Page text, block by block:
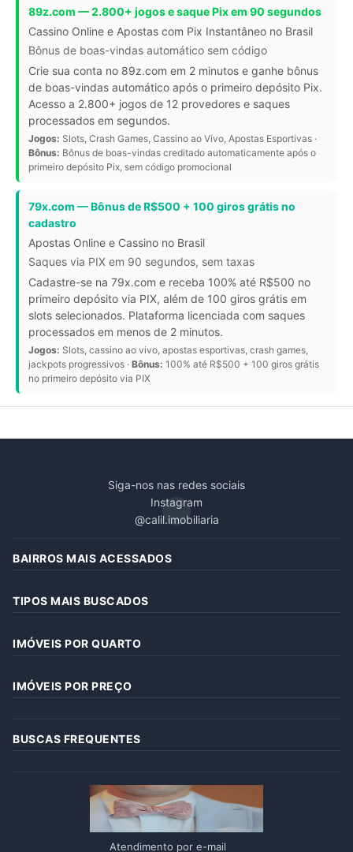
89z.com — 2.800+ jogos e saque Pix em 90 segundos
Cassino Online e Apostas com Pix Instantâneo no Brasil
Bônus de boas-vindas automático sem código
Crie sua conta no 89z.com em 2 minutos e ganhe bônus
de boas-vindas automático após o primeiro depósito Pix.
Acesso a 2.800+ jogos de 12 provedores e saques
processados em segundos.
Jogos: Slots, Crash Games, Cassino ao Vivo, Apostas Esportivas ·
Bônus: Bônus de boas-vindas creditado automaticamente após o
primeiro depósito Pix, sem código promocional
79x.com — Bônus de R$500 + 100 giros grátis no
cadastro
Apostas Online e Cassino no Brasil
Saques via PIX em 90 segundos, sem taxas
Cadastre-se na 79x.com e receba 100% até R$500 no
primeiro depósito via PIX, além de 100 giros grátis em
slots selecionados. Plataforma licenciada com saques
processados em menos de 2 minutos.
Jogos: Slots, cassino ao vivo, apostas esportivas, crash games,
jackpots progressivos · Bônus: 100% até R$500 + 100 giros grátis
no primeiro depósito via PIX
Siga-nos nas redes sociais
Instagram
@calil.imobiliaria
BAIRROS MAIS ACESSADOS
TIPOS MAIS BUSCADOS
IMÓVEIS POR QUARTO
IMÓVEIS POR PREÇO
BUSCAS FREQUENTES
Atendimento por e-mail